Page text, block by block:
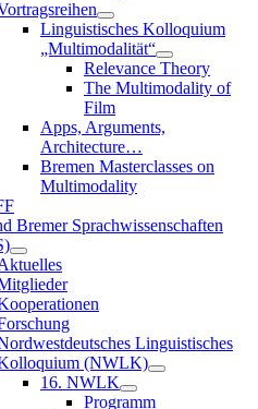
Linguistisches Kolloquium
„Multimodalität“
Relevance Theory
The Multimodality of
Film
Apps, Arguments,
Architecture…
Bremen Masterclasses on
Multimodality
Bremer Sprachwissenschaften
Linguistisches
(NWLK)
16. NWLK
Programm